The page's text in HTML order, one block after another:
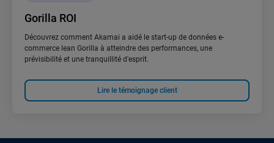
Gorilla ROI
Découvrez comment Akamai a aidé le start-up de données e-
commerce lean Gorilla à atteindre des performances, une
prévisibilité et une tranquillité d'esprit.
Lire le témoignage client